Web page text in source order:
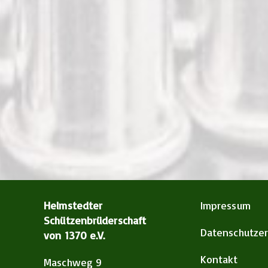
Helmstedter
Schützenbrüderschaft
von 1370 e.V.
Maschweg 9
Impressum
Kontakt